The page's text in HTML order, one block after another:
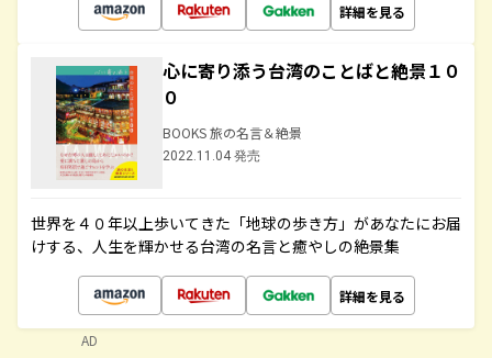
詳細を見る
心に寄り添う台湾のことばと絶景１０
０
BOOKS 旅の名言＆絶景
2022.11.04 発売
世界を４０年以上歩いてきた「地球の歩き方」があなたにお届
けする、人生を輝かせる台湾の名言と癒やしの絶景集
詳細を見る
AD